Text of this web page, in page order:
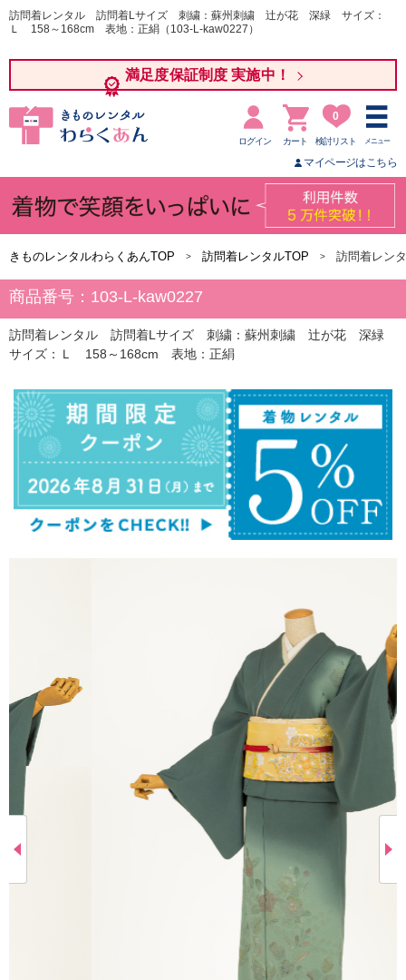
訪問着レンタル 訪問着Lサイズ 刺繍：蘇州刺繍 辻が花 深緑 サイズ：
Ｌ 158～168cm 表地：正絹（103-L-kaw0227）
満足度保証制度 実施中！
ログイン カート
0
検討リスト メニュー
マイページはこちら
きものレンタルわらくあんTOP 訪問着レンタルTOP 訪問着レン
商品番号：103-L-kaw0227
訪問着レンタル 訪問着Lサイズ 刺繍：蘇州刺繍 辻が花 深緑
サイズ：Ｌ 158～168cm 表地：正絹